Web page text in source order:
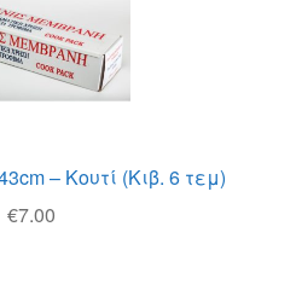
– Κουτί (Κιβ. 6 τεμ)
€7.00